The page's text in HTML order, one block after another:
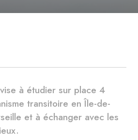
à étudier sur place 4
transitoire en Île-de-
et à échanger avec les